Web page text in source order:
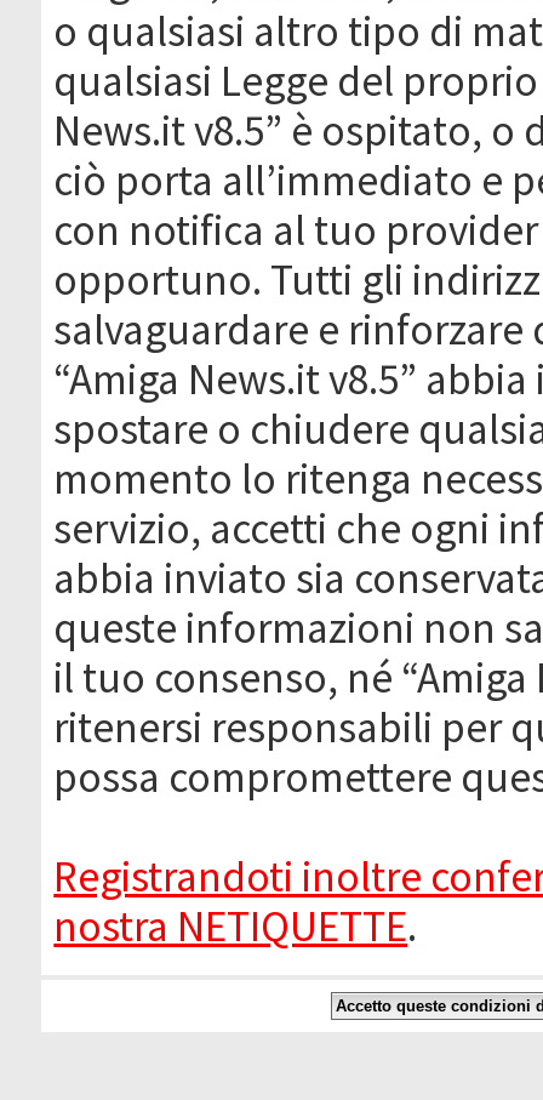
o qualsiasi altro tipo di
qualsiasi Legge del
News.it v8.5” è ospitato, o
ciò porta all’immediato e
con notifica al tuo
opportuno. Tutti gli
salvaguardare e
“Amiga News.it v8.5”
spostare o chiudere
momento lo ritenga
servizio, accetti che ogni
abbia inviato sia
queste informazioni non
il tuo consenso, né
ritenersi responsabili per
possa compromettere
Registrandoti inoltre
nostra NETIQUETTE.